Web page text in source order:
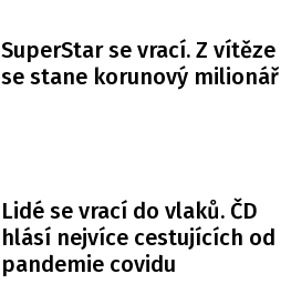
SuperStar se vrací. Z vítěze
se stane korunový milionář
Lidé se vrací do vlaků. ČD
hlásí nejvíce cestujících od
pandemie covidu